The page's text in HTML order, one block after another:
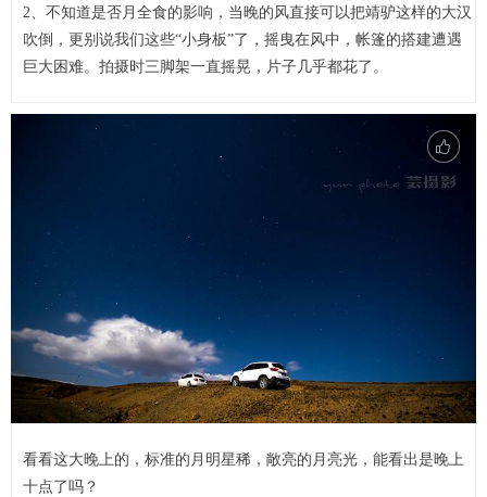
2、不知道是否月全食的影响，当晚的风直接可以把靖驴这样的大汉
吹倒，更别说我们这些“小身板”了，摇曳在风中，帐篷的搭建遭遇
巨大困难。拍摄时三脚架一直摇晃，片子几乎都花了。
看看这大晚上的，标准的月明星稀，敞亮的月亮光，能看出是晚上
十点了吗？